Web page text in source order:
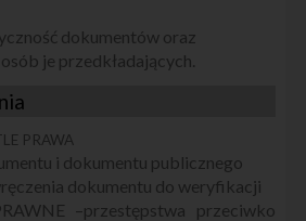
dokumentów oraz
je przedkładających.
PRAWA
i dokumentu publicznego
dokumentu do weryfikacji
–przestępstwa przeciwko